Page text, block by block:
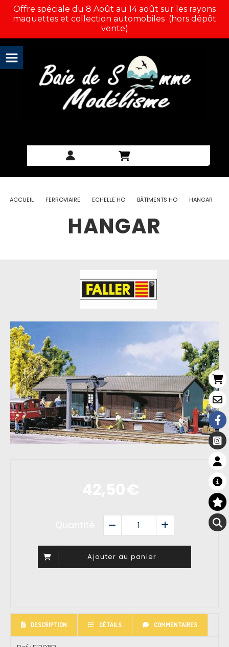
Offre spéciale du 8 Août au 14 août sur les rayons
maquettes et collection automobiles (hors dépôt
vente)
ACCUEIL FERROVIAIRE ECHELLE HO BÂTIMENTS HO HANGAR
HANGAR
Ajouter au panier
DESCRIPTION DÉTAILS COMMENTAIRES
Panneau de gestion des cookies